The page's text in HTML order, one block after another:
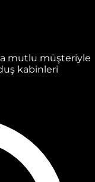
mutlu müşteriyle
kabinleri